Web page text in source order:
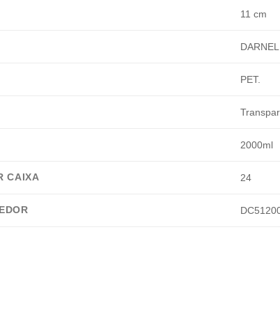
11 cm
DARNEL
PET.
2000ml
CAIXA 24